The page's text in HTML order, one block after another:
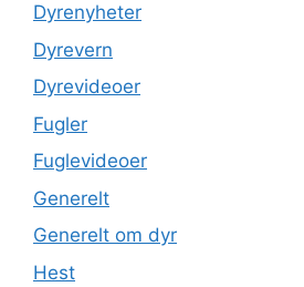
Dyrenyheter
Dyrevern
Dyrevideoer
Fugler
Fuglevideoer
Generelt
Generelt om dyr
Hest